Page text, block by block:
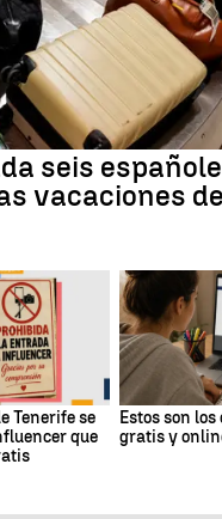
seis
vacaciones
Tenerife se
que
Estos son los
gratis y